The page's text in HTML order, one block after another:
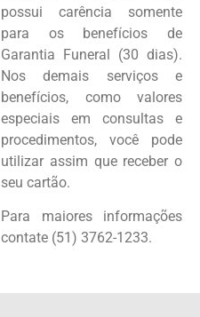
possui carência somente
para os benefícios de
Garantia Funeral (30 dias).
Nos demais serviços e
benefícios, como valores
especiais em consultas e
procedimentos, você pode
utilizar assim que receber o
seu cartão.
Para maiores informações
contate (51) 3762-1233.